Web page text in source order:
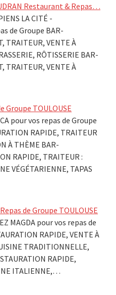
Restaurant & Repas…
LA CITÉ -
de Groupe BAR-
TRAITEUR, VENTE À
RÔTISSERIE BAR-
TRAITEUR, VENTE À
Groupe TOULOUSE
pour vos repas de Groupe
RAPIDE, TRAITEUR
À THÈME BAR-
RAPIDE, TRAITEUR :
VÉGÉTARIENNE, TAPAS
de Groupe TOULOUSE
MAGDA pour vos repas de
RAPIDE, VENTE À
TRADITIONNELLE,
RAPIDE,
ITALIENNE,…